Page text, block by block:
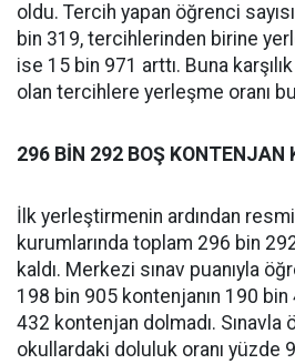
oldu. Tercih yapan öğrenci
bin 319, tercihlerinden birine
ise 15 bin 971 arttı. Buna
olan tercihlere yerleşme oranı
296 BİN 292 BOŞ KONTENJAN
İlk yerleştirmenin ardından
kurumlarında toplam 296 bin
kaldı. Merkezi sınav puanıyla
198 bin 905 kontenjanın 190 bin
432 kontenjan dolmadı. Sınavla
okullardaki doluluk oranı yüzde